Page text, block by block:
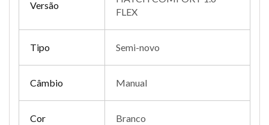
Versão
FLEX
Tipo Semi-novo
Câmbio Manual
Cor Branco